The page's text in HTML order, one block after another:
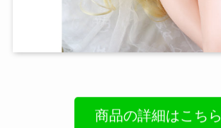
商品の詳細はこちら